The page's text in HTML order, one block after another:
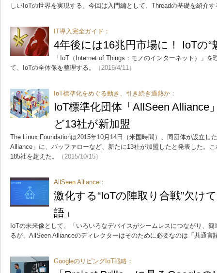
しいIoTの世界を実現する。今回は入門編として、Threadの基礎を紹介す
IT導入完全ガイド：
4年後には16兆円市場に！ IoTの“
「IoT（Internet of Things：モノのインターネット）」
て、IoTの全体像を整理する。
（2016/4/11）
IoT標準化をめぐる動き、引き続き過熱か：
IoT標準化団体「AllSeen Alliance
ど13社が新加盟
The Linux Foundationは2015年10月14日（米国時間）、同団体が設立し
Alliance」に、バッファローなど、新たに13社が加盟したと発表した。
185社を超えた。
（2015/10/15）
AllSeen Alliance：
激化する“IoTの陣取り合戦”欠け
語」
IoTの未来像として、「いろいろなデバイスがシームレスにつながり、
るが、AllSeen Allianceのディレクターはそのために必要なのは「共通言
GoogleのリビングIoT戦略：